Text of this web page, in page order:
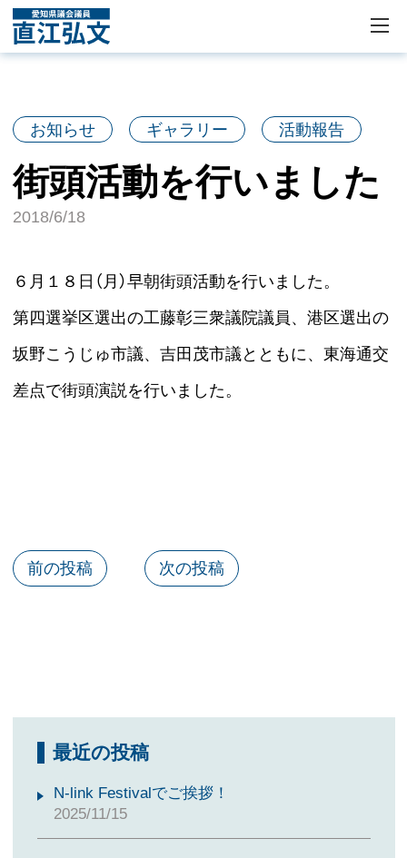
お知らせ ギャラリー 活動報告
街頭活動を行いました
2018/6/18
６月１８日（月）早朝街頭活動を行いました。
第四選挙区選出の工藤彰三衆議院議員、港区選出の
坂野こうじゅ市議、吉田茂市議とともに、東海通交
差点で街頭演説を行いました。
前の投稿 次の投稿
最近の投稿
N-link Festivalでご挨拶！
2025/11/15